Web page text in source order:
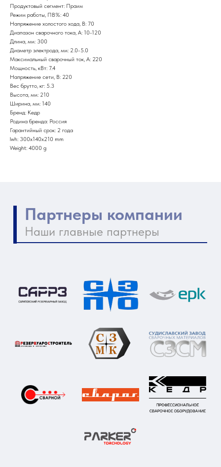
Продуктовый сегмент: Праим
Режим работы, ПВ%: 40
Напряжение холостого хода, В: 70
Диапазон сварочного тока, А: 10-120
Длина, мм: 300
Диаметр электрода, мм: 2.0-5.0
Максимальный сварочный ток, А: 220
Мощность, кВт: 7.4
Напряжение сети, В: 220
Вес брутто, кг: 5.3
Высота, мм: 210
Ширина, мм: 140
Бренд: Кедр
Родина бренда: Россия
Гарантийный срок: 2 года
lwh: 300x140x210 mm
Weight: 4000 g
Партнеры компании
Наши главные партнеры
Контакты компании
Как нас найти